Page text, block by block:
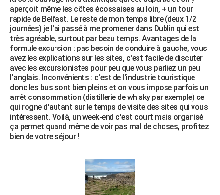
aperçoit même les côtes écossaises au loin, + un tour
rapide de Belfast. Le reste de mon temps libre (deux 1/2
journées) je l'ai passé à me promener dans Dublin qui est
très agréable, surtout par beau temps. Avantages de la
formule excursion : pas besoin de conduire à gauche, vous
avez les explications sur les sites, c'est facile de discuter
avec les excursionistes pour peu que vous parliez un peu
l'anglais. Inconvénients : c'est de l'industrie touristique
donc les bus sont bien pleins et on vous impose parfois un
arrêt consommation (distillerie de whisky par exemple) ce
qui rogne d'autant sur le temps de visite des sites qui vous
intéressent. Voilà, un week-end c'est court mais organisé
ça permet quand même de voir pas mal de choses, profitez
bien de votre séjour !